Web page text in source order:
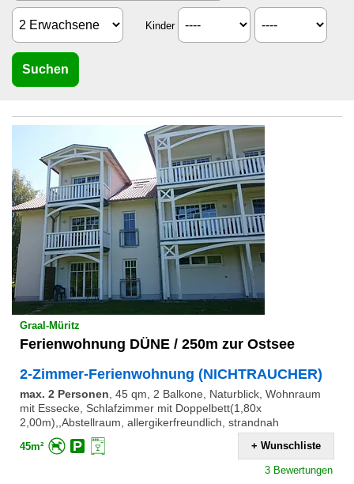
Kinder
Graal-Müritz
Ferienwohnung DÜNE / 250m zur Ostsee
2-Zimmer-Ferienwohnung (NICHTRAUCHER)
max. 2 Personen, 45 qm, 2 Balkone, Naturblick, Wohnraum
mit Essecke, Schlafzimmer mit Doppelbett(1,80x
2,00m),,Abstellraum, allergikerfreundlich, strandnah
45m² + Wunschliste
3 Bewertungen